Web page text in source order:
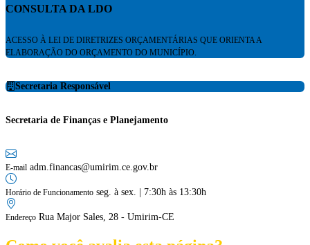
CONSULTA DA LDO
ACESSO À LEI DE DIRETRIZES ORÇAMENTÁRIAS QUE ORIENTA A
ELABORAÇÃO DO ORÇAMENTO DO MUNICÍPIO.
Secretaria Responsável
Secretaria de Finanças e Planejamento
E-mail adm.financas@umirim.ce.gov.br
Horário de Funcionamento seg. à sex. | 7:30h às 13:30h
Endereço Rua Major Sales, 28 - Umirim-CE